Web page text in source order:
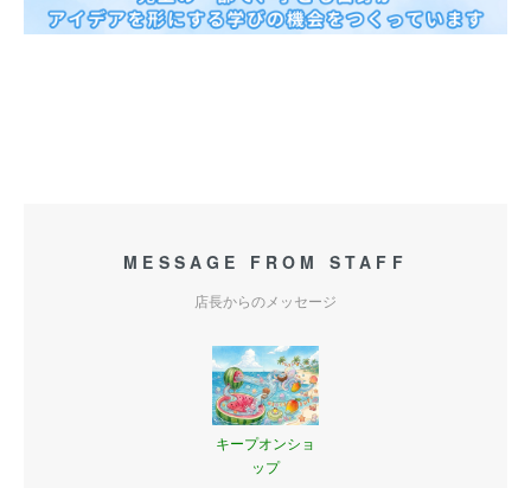
MESSAGE FROM STAFF
店長からのメッセージ
キープオンショ
ップ